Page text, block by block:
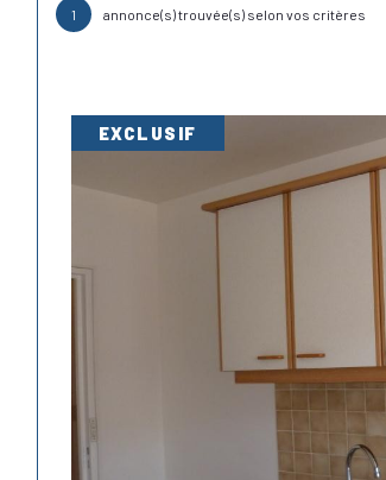
1 annonce(s) trouvée(s) selon vos critères
EXCLUSIF